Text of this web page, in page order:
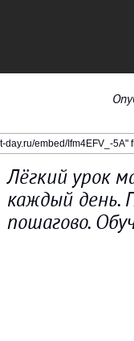
Лёгкий урок
каждый день.
пошагово.